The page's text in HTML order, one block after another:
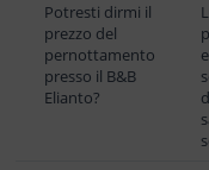
Potresti dirmi il
prezzo del
pernottamento
presso il B&B
Elianto?